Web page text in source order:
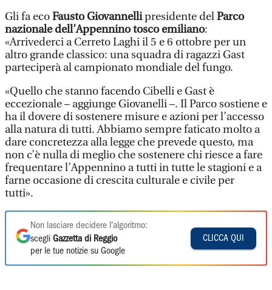
Gli fa ecoFausto Giovannellipresidente delParco
nazionale dell’Appennino tosco emiliano:
«Arrivederci a Cerreto Laghi il 5 e 6 ottobre per un
altro grande classico: una squadra di ragazzi Gast
parteciperà al campionato mondiale del fungo.
«Quello che stanno facendo Cibelli e Gast è
eccezionale – aggiunge Giovanelli –. Il Parco sostiene e
ha il dovere di sostenere misure e azioni per l’accesso
alla natura di tutti. Abbiamo sempre faticato molto a
dare concretezza alla legge che prevede questo, ma
non c’è nulla di meglio che sostenere chi riesce a fare
frequentare l’Appennino a tutti in tutte le stagioni e a
farne occasione di crescita culturale e civile per
tutti».
Non lasciare decidere l'algoritmo:
scegli Gazzetta di Reggio
per le tue notizie su Google
CLICCA QUI